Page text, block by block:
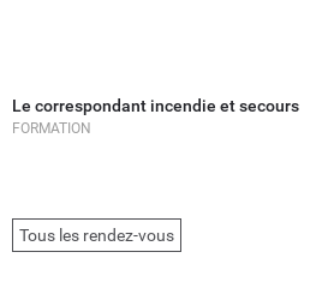
Le correspondant incendie et secours
FORMATION
Tous les rendez-vous